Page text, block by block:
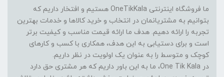
ما فروشگاه اینترنتی OneTikKala هستیم و افتخار داریم که
بتوانیم به مشتریانمان در انتخاب و خرید کالاها و خدمات بهترین
تجربه را ارائه دهیم. هدف ما ارائه قیمت مناسب و کیفیت برتر
است و برای دستیابی به این هدف، همکاری با کسب و کارهای
کوچک و متوسط را به عنوان یک اولویت در نظر داریم.
در One Tik Kala، ما به این باور داریم که هر مشتری حق دارد